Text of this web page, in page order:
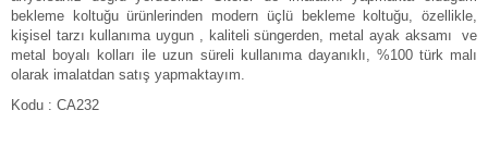
bekleme koltuğu ürünlerinden modern üçlü bekleme koltuğu, özellikle,
kişisel tarzı kullanıma uygun , kaliteli süngerden, metal ayak aksamı ve
metal boyalı kolları ile uzun süreli kullanıma dayanıklı, %100 türk malı
olarak imalatdan satış yapmaktayım.
Kodu : CA232